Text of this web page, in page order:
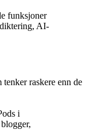
funksjoner
AI-
raskere enn de
i